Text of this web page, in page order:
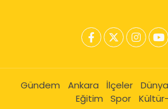
Gündem Ankara İlçeler Dünya
Eğitim
Spor